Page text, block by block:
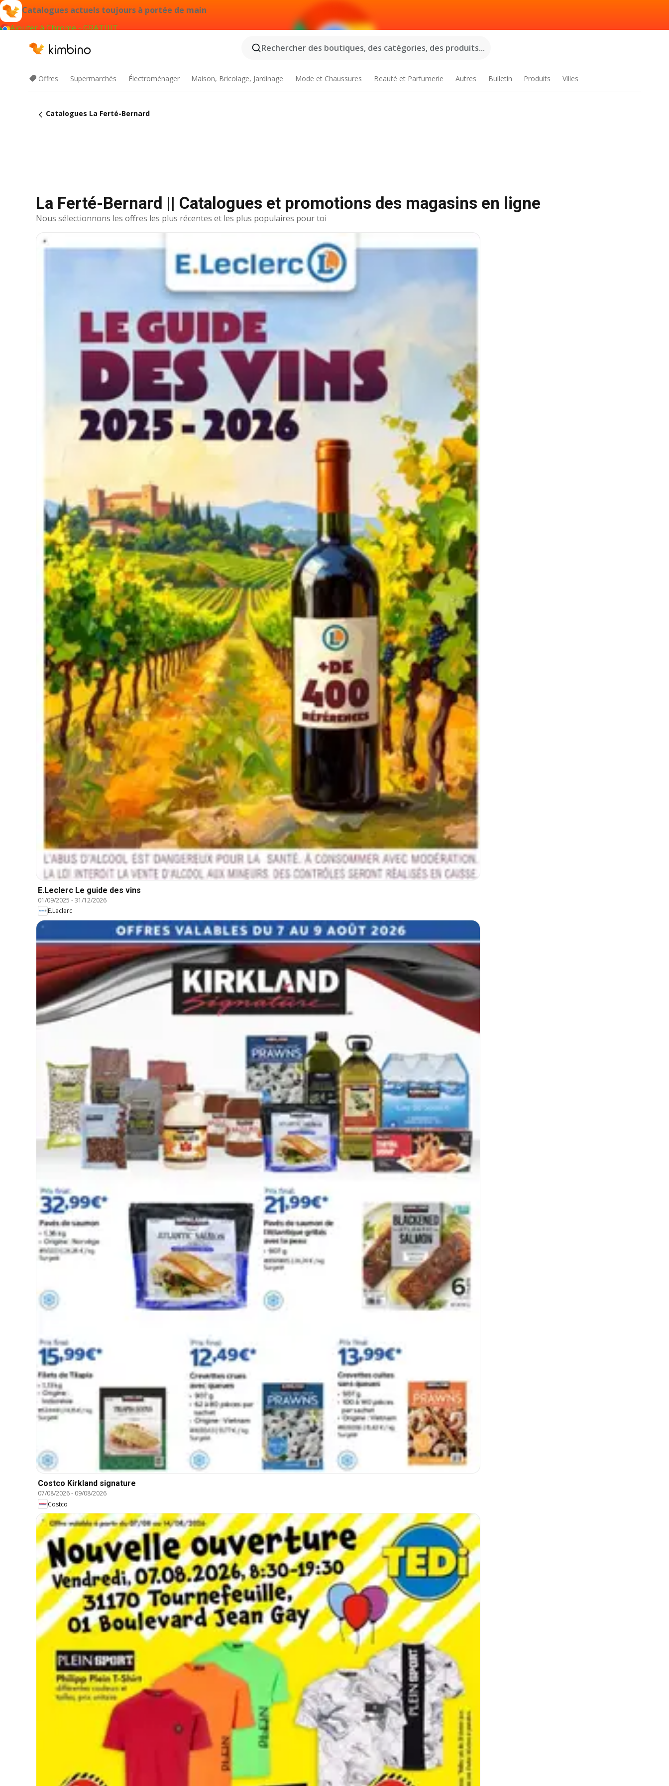
Catalogues actuels toujours à portée de main
Ajouter à Chrome - GRATUIT
Rechercher des boutiques, des catégories, des produits...
Offres Supermarchés Électroménager Maison, Bricolage, Jardinage Mode et Chaussures Beauté et Parfumerie Autres Bulletin Produits Villes
Catalogues La Ferté-Bernard
La Ferté-Bernard || Catalogues et promotions des magasins en ligne
Nous sélectionnons les offres les plus récentes et les plus populaires pour toi
E.Leclerc Le guide des vins
01/09/2025 -31/12/2026
E.Leclerc
Costco Kirkland signature
07/08/2026- 09/08/2026
Costco